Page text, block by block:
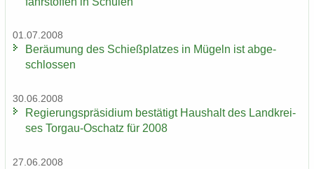
01.07.2008
Be­räu­mung des Schieß­plat­zes in Mü­geln ist ab­ge­
schlos­sen
30.06.2008
Re­gie­rungs­prä­si­di­um be­stä­tigt Haus­halt des Land­krei­
ses Torgau-​Oschatz für 2008
27.06.2008